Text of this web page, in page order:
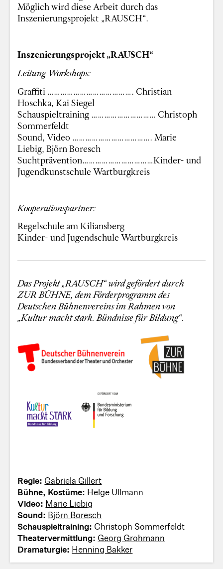
Möglich wird diese Arbeit durch das
Inszenierungsprojekt „RAUSCH“.
Inszenierungsprojekt „RAUSCH“
Leitung Workshops:
Graffiti …………………………………. Christian
Hoschka, Kai Siegel
Schauspieltraining ………………………… Christoph
Sommerfeldt
Sound, Video ………………………………. Marie
Liebig, Björn Boresch
Suchtprävention……………………………Kinder- und
Jugendkunstschule Wartburgkreis
Kooperationspartner:
Regelschule am Kiliansberg
Kinder- und Jugendschule Wartburgkreis
Das Projekt „RAUSCH“ wird gefördert durch
ZUR BÜHNE, dem Förderprogramm des
Deutschen Bühnenvereins im Rahmen von
„Kultur macht stark. Bündnisse für Bildung“.
Regie: Gabriela Gillert
Bühne, Kostüme: Helge Ullmann
Video: Marie Liebig
Sound: Björn Boresch
Schauspieltraining: Christoph Sommerfeldt
Theatervermittlung: Georg Grohmann
Dramaturgie: Henning Bakker